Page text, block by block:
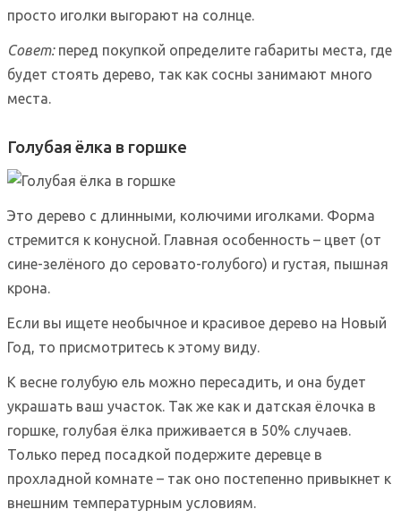
просто иголки выгорают на солнце.
Совет:перед покупкой определите габариты места, где
будет стоять дерево, так как сосны занимают много
места.
Голубая ёлка в горшке
Это дерево с длинными, колючими иголками. Форма
стремится к конусной. Главная особенность – цвет (от
сине-зелёного до серовато-голубого) и густая, пышная
крона.
Если вы ищете необычное и красивое дерево на Новый
Год, то присмотритесь к этому виду.
К весне голубую ель можно пересадить, и она будет
украшать ваш участок. Так же как и датская ёлочка в
горшке, голубая ёлка приживается в 50% случаев.
Только перед посадкой подержите деревце в
прохладной комнате – так оно постепенно привыкнет к
внешним температурным условиям.